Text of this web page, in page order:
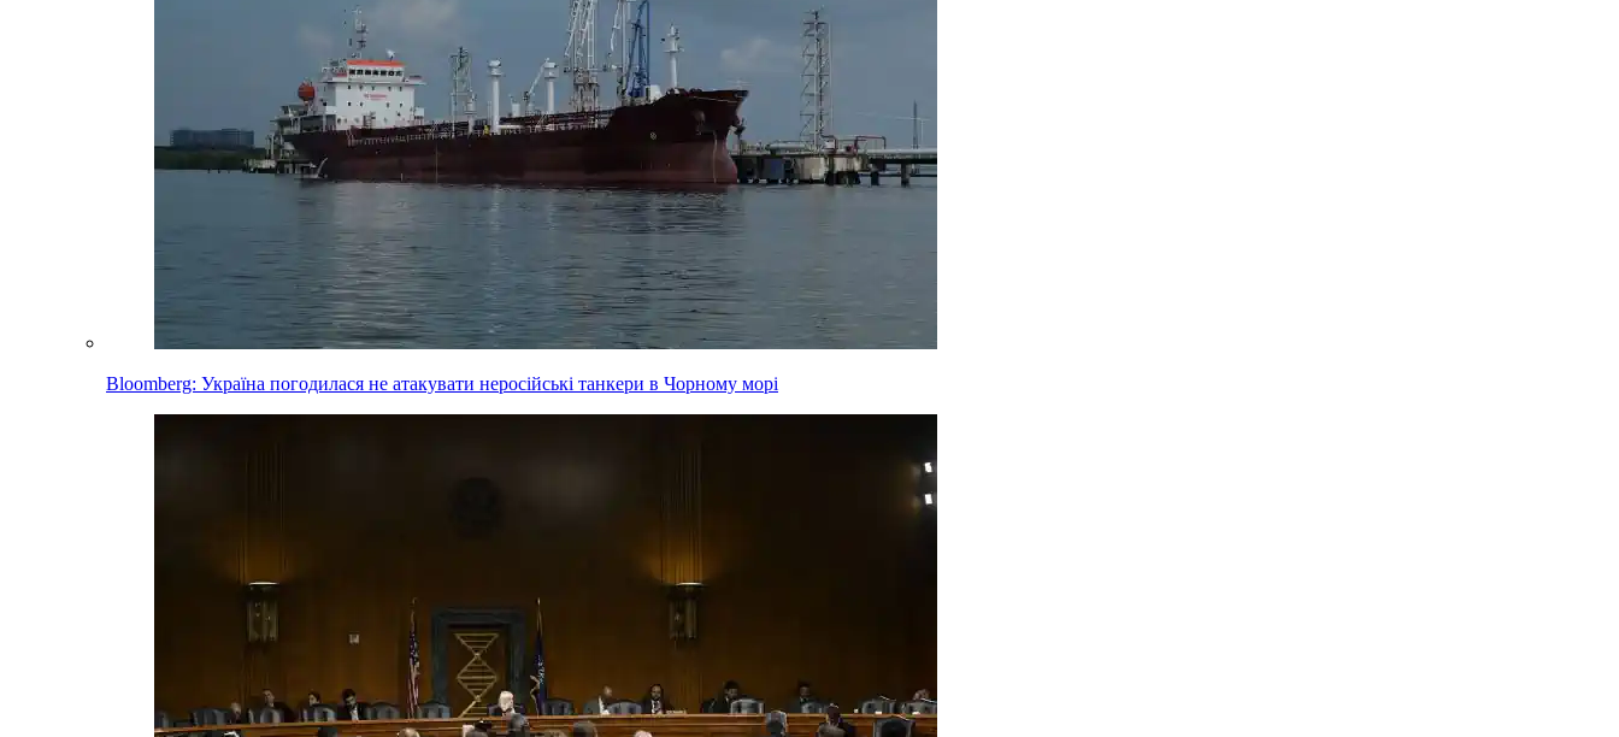
Bloomberg: Україна погодилася не атакувати неросійські танкери в Чорному морі